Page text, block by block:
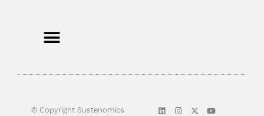
© Copyright Sustenomics